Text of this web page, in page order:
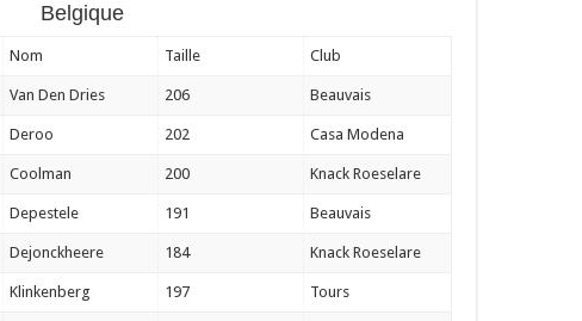
Belgique
Nom Taille Club
Van Den Dries 206 Beauvais
Deroo 202 Casa Modena
Coolman 200 Knack Roeselare
Depestele 191 Beauvais
Dejonckheere 184 Knack Roeselare
Klinkenberg 197 Tours